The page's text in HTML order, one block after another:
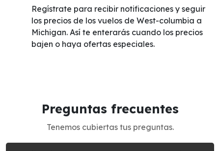
Regístrate para recibir notificaciones y seguir
los precios de los vuelos de West-columbia a
Michigan. Así te enterarás cuando los precios
bajen o haya ofertas especiales.
Preguntas frecuentes
Tenemos cubiertas tus preguntas.